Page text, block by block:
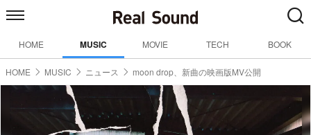
HOME MUSIC MOVIE TECH BOOK
HOME MUSIC ニュース moon drop、新曲の映画版MV公開